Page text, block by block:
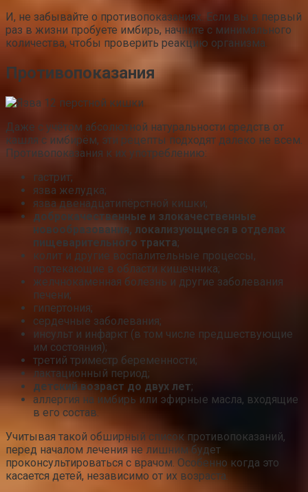
И, не забывайте о противопоказаниях. Если вы в первый
раз в жизни пробуете имбирь, начните с минимального
количества, чтобы проверить реакцию организма.
Противопоказания
Даже с учётом абсолютной натуральности средств от
кашля с имбирём, эти рецепты подходят далеко не всем.
Противопоказания к их употреблению:
гастрит;
язва желудка;
язва двенадцатипёрстной кишки;
доброкачественные и злокачественные
новообразования, локализующиеся в отделах
пищеварительного тракта;
колит и другие воспалительные процессы,
протекающие в области кишечника;
желчнокаменная болезнь и другие заболевания
печени;
гипертония;
сердечные заболевания;
инсульт и инфаркт (в том числе предшествующие
им состояния);
третий триместр беременности;
лактационный период;
детский возраст до двух лет;
аллергия на имбирь или эфирные масла, входящие
в его состав.
Учитывая такой обширный список противопоказаний,
перед началом лечения не лишним будет
проконсультироваться с врачом. Особенно когда это
касается детей, независимо от их возраста.